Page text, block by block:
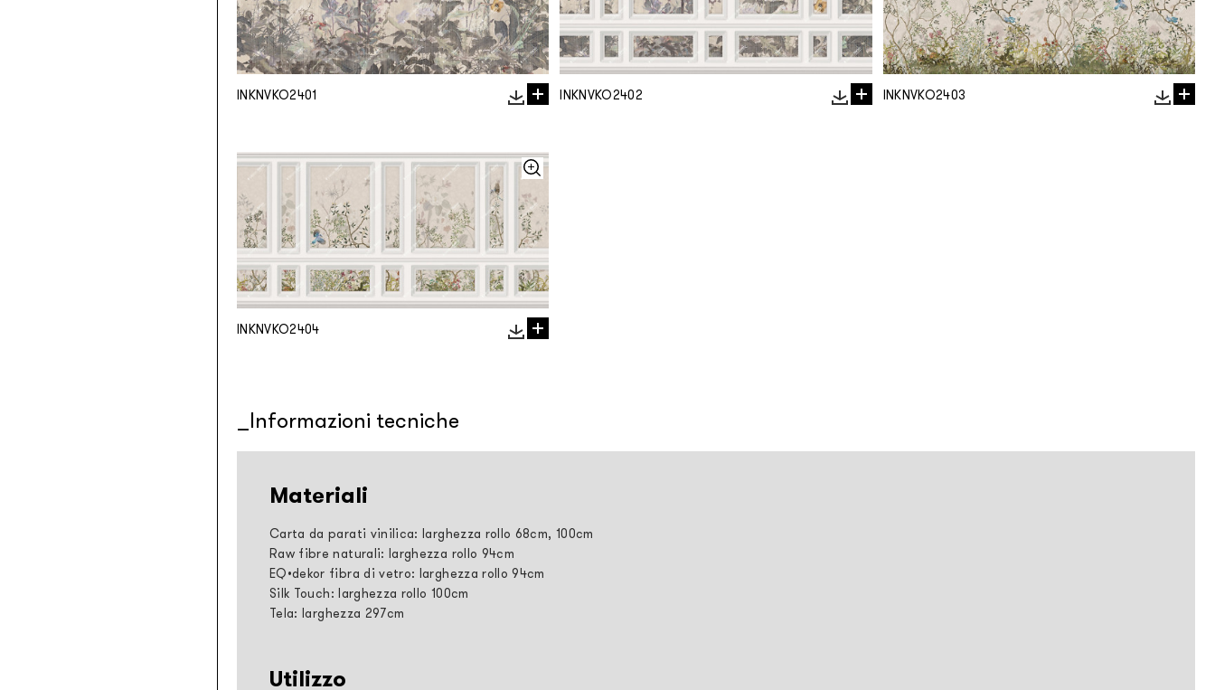
INKNVKO2401 INKNVKO2402 INKNVKO2403
INKNVKO2404
Informazioni tecniche
Materiali
Carta da parati vinilica: larghezza rollo 68cm, 100cm
Raw fibre naturali: larghezza rollo 94cm
EQ•dekor fibra di vetro: larghezza rollo 94cm
Silk Touch: larghezza rollo 100cm
Tela: larghezza 297cm
Utilizzo